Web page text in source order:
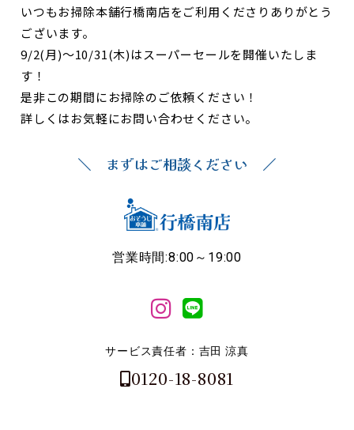
いつもお掃除本舗行橋南店をご利用くださりありがとう
ございます。
9/2(月)～10/31(木)はスーパーセールを開催いたしま
す！
是非この期間にお掃除のご依頼ください！
詳しくはお気軽にお問い合わせください。
＼ まずはご相談ください ／
営業時間:8:00～19:00
サービス責任者：吉田 涼真
0120-18-8081